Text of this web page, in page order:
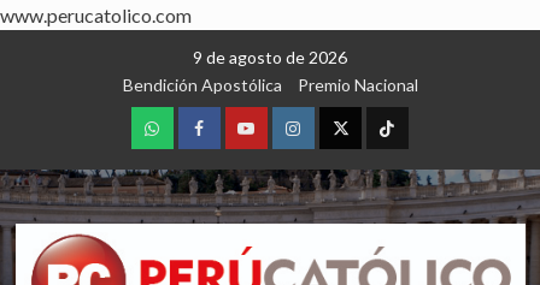
www.perucatolico.com
9 de agosto de 2026
Bendición Apostólica
Premio Nacional
WhatsAppFacebookYoutubeInstagram
X TikTok